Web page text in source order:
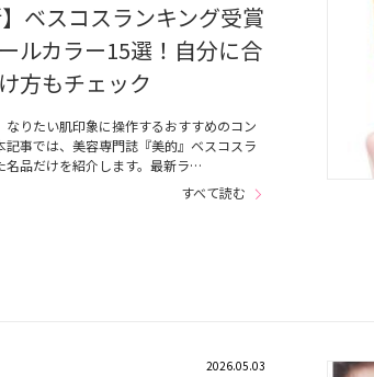
】ベスコスランキング受賞
ルカラー15選！自分に合
方もチェック
なりたい肌印象に操作するおすすめのコン
記事では、美容専門誌『美的』ベスコスラ
名品だけを紹介します。最新ラ…
すべて読む
2026.05.03